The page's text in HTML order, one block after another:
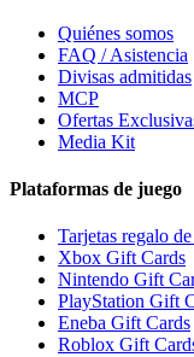
Quiénes somos
FAQ / Asistencia
Divisas admitidas
MCP
Ofertas
Media Kit
Plataformas de juego
Tarjetas regalo
Xbox Gift Cards
Nintendo Gift
PlayStation Gift
Eneba Gift Cards
Roblox Gift